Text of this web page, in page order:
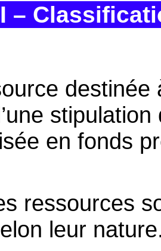
–
en fonds
ressources
leur